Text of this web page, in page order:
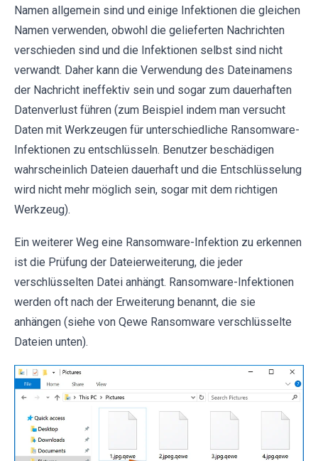
Namen allgemein sind und einige Infektionen die gleichen
Namen verwenden, obwohl die gelieferten Nachrichten
verschieden sind und die Infektionen selbst sind nicht
verwandt. Daher kann die Verwendung des Dateinamens
der Nachricht ineffektiv sein und sogar zum dauerhaften
Datenverlust führen (zum Beispiel indem man versucht
Daten mit Werkzeugen für unterschiedliche Ransomware-
Infektionen zu entschlüsseln. Benutzer beschädigen
wahrscheinlich Dateien dauerhaft und die Entschlüsselung
wird nicht mehr möglich sein, sogar mit dem richtigen
Werkzeug).
Ein weiterer Weg eine Ransomware-Infektion zu erkennen
ist die Prüfung der Dateierweiterung, die jeder
verschlüsselten Datei anhängt. Ransomware-Infektionen
werden oft nach der Erweiterung benannt, die sie
anhängen (siehe von Qewe Ransomware verschlüsselte
Dateien unten).